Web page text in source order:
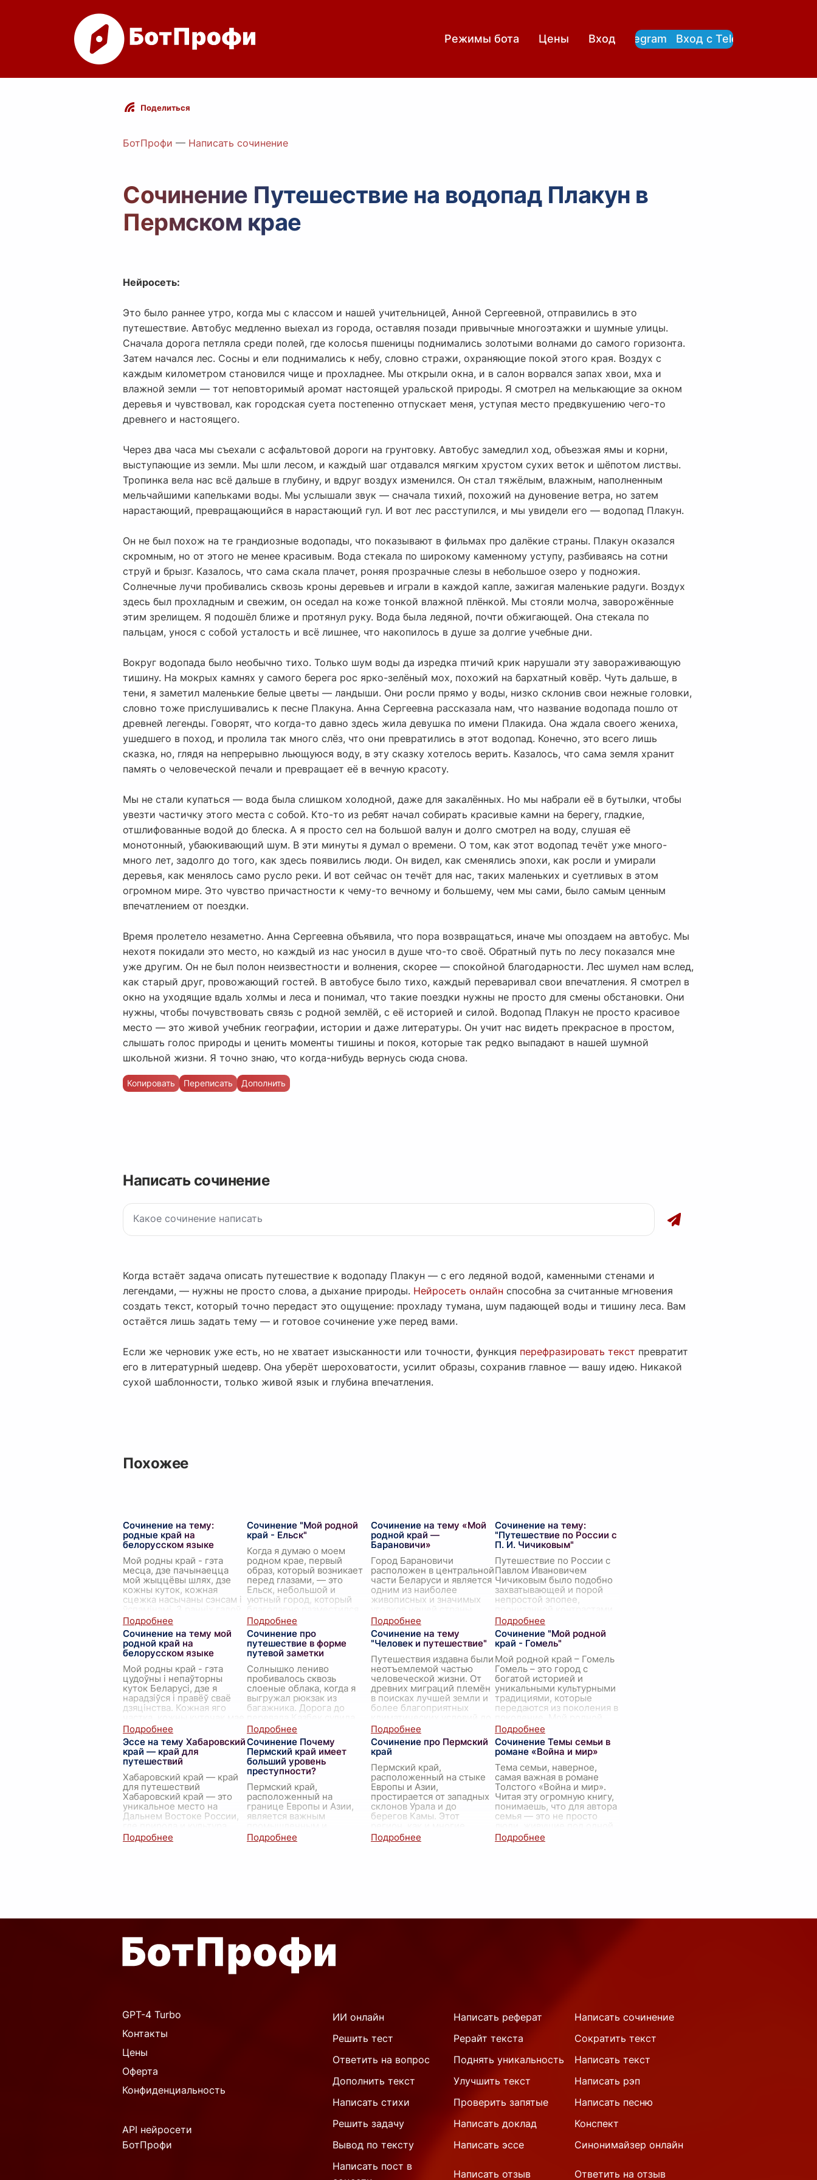
Режимы бота Цены Вход
Вход с Telegram Вход с Telegram
Поделиться
БотПрофи — Написать сочинение
Сочинение Путешествие на водопад Плакун в
Пермском крае
Нейросеть:
Это было раннее утро, когда мы с классом и нашей учительницей, Анной Сергеевной, отправились в это
путешествие. Автобус медленно выехал из города, оставляя позади привычные многоэтажки и шумные улицы.
Сначала дорога петляла среди полей, где колосья пшеницы поднимались золотыми волнами до самого горизонта.
Затем начался лес. Сосны и ели поднимались к небу, словно стражи, охраняющие покой этого края. Воздух с
каждым километром становился чище и прохладнее. Мы открыли окна, и в салон ворвался запах хвои, мха и
влажной земли — тот неповторимый аромат настоящей уральской природы. Я смотрел на мелькающие за окном
деревья и чувствовал, как городская суета постепенно отпускает меня, уступая место предвкушению чего-то
древнего и настоящего.
Через два часа мы съехали с асфальтовой дороги на грунтовку. Автобус замедлил ход, объезжая ямы и корни,
выступающие из земли. Мы шли лесом, и каждый шаг отдавался мягким хрустом сухих веток и шёпотом листвы.
Тропинка вела нас всё дальше в глубину, и вдруг воздух изменился. Он стал тяжёлым, влажным, наполненным
мельчайшими капельками воды. Мы услышали звук — сначала тихий, похожий на дуновение ветра, но затем
нарастающий, превращающийся в нарастающий гул. И вот лес расступился, и мы увидели его — водопад Плакун.
Он не был похож на те грандиозные водопады, что показывают в фильмах про далёкие страны. Плакун оказался
скромным, но от этого не менее красивым. Вода стекала по широкому каменному уступу, разбиваясь на сотни
струй и брызг. Казалось, что сама скала плачет, роняя прозрачные слезы в небольшое озеро у подножия.
Солнечные лучи пробивались сквозь кроны деревьев и играли в каждой капле, зажигая маленькие радуги. Воздух
здесь был прохладным и свежим, он оседал на коже тонкой влажной плёнкой. Мы стояли молча, заворожённые
этим зрелищем. Я подошёл ближе и протянул руку. Вода была ледяной, почти обжигающей. Она стекала по
пальцам, унося с собой усталость и всё лишнее, что накопилось в душе за долгие учебные дни.
Вокруг водопада было необычно тихо. Только шум воды да изредка птичий крик нарушали эту завораживающую
тишину. На мокрых камнях у самого берега рос ярко-зелёный мох, похожий на бархатный ковёр. Чуть дальше, в
тени, я заметил маленькие белые цветы — ландыши. Они росли прямо у воды, низко склонив свои нежные головки,
словно тоже прислушивались к песне Плакуна. Анна Сергеевна рассказала нам, что название водопада пошло от
древней легенды. Говорят, что когда-то давно здесь жила девушка по имени Плакида. Она ждала своего жениха,
ушедшего в поход, и пролила так много слёз, что они превратились в этот водопад. Конечно, это всего лишь
сказка, но, глядя на непрерывно льющуюся воду, в эту сказку хотелось верить. Казалось, что сама земля хранит
память о человеческой печали и превращает её в вечную красоту.
Мы не стали купаться — вода была слишком холодной, даже для закалённых. Но мы набрали её в бутылки, чтобы
увезти частичку этого места с собой. Кто-то из ребят начал собирать красивые камни на берегу, гладкие,
отшлифованные водой до блеска. А я просто сел на большой валун и долго смотрел на воду, слушая её
монотонный, убаюкивающий шум. В эти минуты я думал о времени. О том, как этот водопад течёт уже много-
много лет, задолго до того, как здесь появились люди. Он видел, как сменялись эпохи, как росли и умирали
деревья, как менялось само русло реки. И вот сейчас он течёт для нас, таких маленьких и суетливых в этом
огромном мире. Это чувство причастности к чему-то вечному и большему, чем мы сами, было самым ценным
впечатлением от поездки.
Время пролетело незаметно. Анна Сергеевна объявила, что пора возвращаться, иначе мы опоздаем на автобус. Мы
нехотя покидали это место, но каждый из нас уносил в душе что-то своё. Обратный путь по лесу показался мне
уже другим. Он не был полон неизвестности и волнения, скорее — спокойной благодарности. Лес шумел нам вслед,
как старый друг, провожающий гостей. В автобусе было тихо, каждый переваривал свои впечатления. Я смотрел в
окно на уходящие вдаль холмы и леса и понимал, что такие поездки нужны не просто для смены обстановки. Они
нужны, чтобы почувствовать связь с родной землёй, с её историей и силой. Водопад Плакун не просто красивое
место — это живой учебник географии, истории и даже литературы. Он учит нас видеть прекрасное в простом,
слышать голос природы и ценить моменты тишины и покоя, которые так редко выпадают в нашей шумной
школьной жизни. Я точно знаю, что когда-нибудь вернусь сюда снова.
Копировать Переписать Дополнить
Написать сочинение
Когда встаёт задача описать путешествие к водопаду Плакун — с его ледяной водой, каменными стенами и
легендами, — нужны не просто слова, а дыхание природы. Нейросеть онлайн способна за считанные мгновения
создать текст, который точно передаст это ощущение: прохладу тумана, шум падающей воды и тишину леса. Вам
остаётся лишь задать тему — и готовое сочинение уже перед вами.
Если же черновик уже есть, но не хватает изысканности или точности, функция перефразировать текст превратит
его в литературный шедевр. Она уберёт шероховатости, усилит образы, сохранив главное — вашу идею. Никакой
сухой шаблонности, только живой язык и глубина впечатления.
Похожее
Сочинение на тему:
родные край на
белорусском языке
Мой родны край - гэта
месца, дзе пачынаецца
мой жыццёвы шлях, дзе
кожны куток, кожная
сцежка насычаны сэнсам і
я адчуваў неверагодную
сілу гэтай зямлі, я ...
Сочинение "Мой родной
край - Ельск"
Когда я думаю о моем
родном крае, первый
образ, который возникает
перед глазами, — это
Ельск, небольшой и
уютный город, который
под густыми кронами
сосен и е...
Сочинение на тему «Мой
родной край —
Барановичи»
Город Барановичи
расположен в центральной
части Беларуси и является
одним из наиболее
живописных и значимых
Этот городок, окружающий
нас возвышенными
степями,...
Сочинение на тему:
"Путешествие по России с
П. И. Чичиковым"
Путешествие по России с
Павлом Ивановичем
Чичиковым было подобно
захватывающей и порой
непростой эпопее,
и открытием душ людских.
На добротной бричке,
скрип...
Сочинение на тему мой
родной край на
белорусском языке
Мой родны край - гэта
цудоўны і непаўторны
куток Беларусі, дзе я
нарадзіўся і правёў сваё
дзяцінства. Кожная яго
сваё асаблівае значэнне і
каштоўнасць для...
Сочинение про
путешествие в форме
путевой заметки
Солнышко лениво
пробивалось сквозь
слоеные облака, когда я
выгружал рюкзак из
багажника. Дорога до
массу испытаний, но уже
при первом вдохе горного
воздуха я...
Сочинение на тему
"Человек и путешествие"
Путешествия издавна были
неотъемлемой частью
человеческой жизни. От
древних миграций племён
в поисках лучшей земли и
более благоприятных
современных турист
Сочинение "Мой родной
край - Гомель"
Мой родной край – Гомель
Гомель – это город с
богатой историей и
уникальными культурными
традициями, которые
передаются из поколения в
край, где я родился и
Эссе на тему Хабаровский
край — край для
путешествий
Хабаровский край — край
для путешествий
Хабаровский край — это
уникальное место на
Дальнем Востоке России,
соединяются в
гармоничное целое,
Сочинение Почему
Пермский край имеет
больший уровень
преступности?
Пермский край,
расположенный на
границе Европы и Азии,
является важным
культурным регионом
России. Однако, помимо
Сочинение про Пермский
край
Пермский край,
расположенный на стыке
Европы и Азии,
простирается от западных
склонов Урала и до
берегов Камы. Этот
другие уголки России,
богат своими природны
Сочинение Темы семьи в
романе «Война и мир»
Тема семьи, наверное,
самая важная в романе
Толстого «Война и мир».
Читая эту огромную книгу,
понимаешь, что для автора
семья — это не просто
крышей. Это це
GPT-4 Turbo
Контакты
Цены
Оферта
Конфиденциальность
API нейросети
БотПрофи
ИИ онлайн Написать реферат
Написать сочинение
Решить тест
Рерайт текста
Сократить текст
Ответить на вопрос
Поднять уникальность
Написать текст
Дополнить текст
Улучшить текст
Написать рэп
Написать стихи
Проверить запятые
Написать песню
Решить задачу
Написать доклад
Конспект
Вывод по тексту
Написать эссе
Синонимайзер онлайн
Написать пост в
Написать отзыв Ответить на отзыв